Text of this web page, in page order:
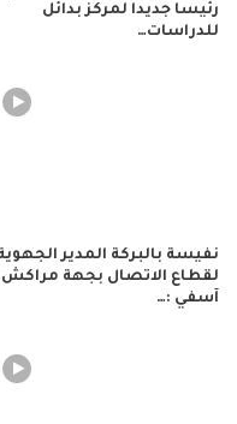
رئيسا جديدا لمركز بدائل
للدراسات…
نفيسة بالبركة المدير
لقطاع الاتصال بجهة مراكش
آسفي :…